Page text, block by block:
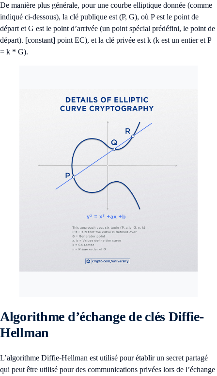
De manière plus générale, pour une courbe elliptique donnée (comme
indiqué ci-dessous), la clé publique est (P, G), où P est le point de
départ et G est le point d’arrivée (un point spécial prédéfini, le point de
départ). [constant] point EC), et la clé privée est k (k est un entier et P
= k * G).
Algorithme d’échange de clés Diffie-
Hellman
L’algorithme Diffie-Hellman est utilisé pour établir un secret partagé
qui peut être utilisé pour des communications privées lors de l’échange